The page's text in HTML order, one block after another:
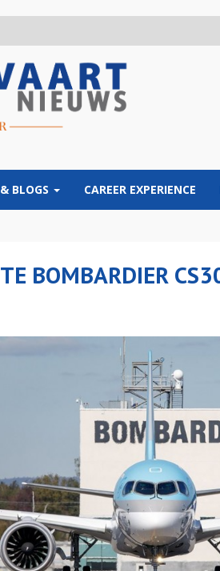
BLOGS CAREER EXPERIENCE
BOMBARDIER